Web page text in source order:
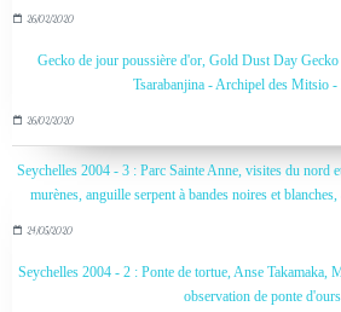
26/02/2020
Gecko de jour poussière d'or, Gold Dust Day
Tsarabanjina - Archipel des Mitsio -
26/02/2020
Seychelles 2004 - 3 : Parc Sainte Anne, visites du nord
murènes, anguille serpent à bandes noires et
24/05/2020
Seychelles 2004 - 2 : Ponte de tortue, Anse Takamaka,
observation de ponte